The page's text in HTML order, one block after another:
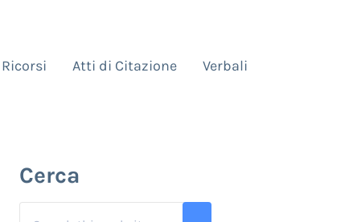
Ricorsi Atti di Citazione Verbali
Sidebar
Cerca